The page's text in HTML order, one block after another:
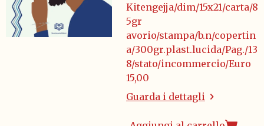
Kitengejja/dim/15x21/carta/8
5gr
avorio/stampa/b.n/copertin
a/300gr.plast.lucida/Pag./13
8/stato/incommercio/Euro
15,00
Guarda i dettagli